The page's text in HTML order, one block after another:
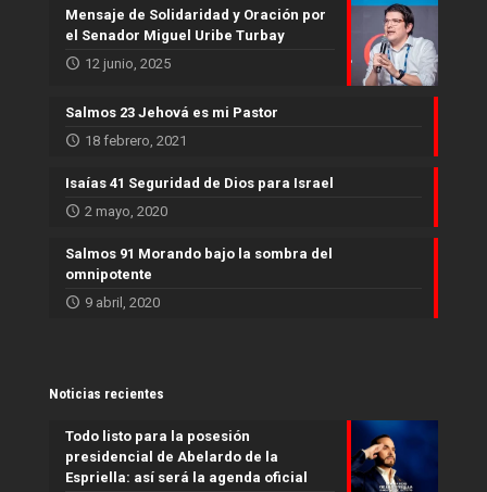
Mensaje de Solidaridad y Oración por
el Senador Miguel Uribe Turbay
12 junio, 2025
Salmos 23 Jehová es mi Pastor
18 febrero, 2021
Isaías 41 Seguridad de Dios para Israel
2 mayo, 2020
Salmos 91 Morando bajo la sombra del
omnipotente
9 abril, 2020
Noticias recientes
Todo listo para la posesión
presidencial de Abelardo de la
Espriella: así será la agenda oficial